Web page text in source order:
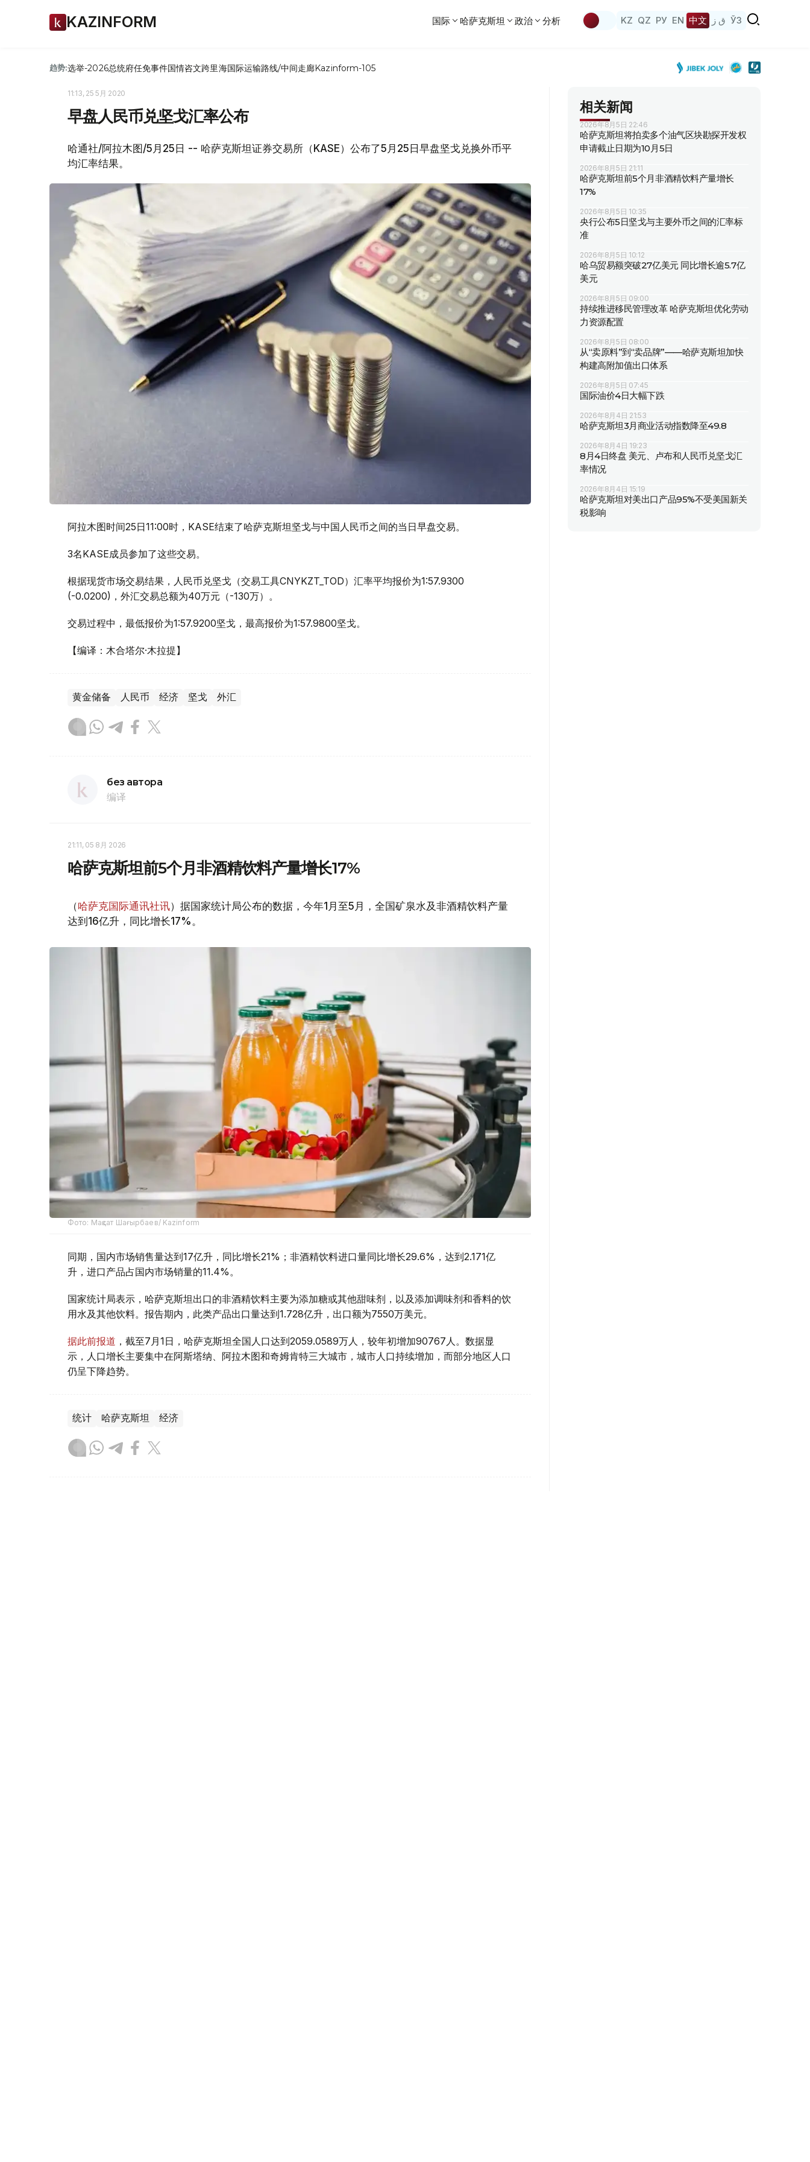
KAZINFORM 国际 哈萨克斯坦 政治 分析 KZ QZ РУ EN 中文 ق ز ЎЗ
趋势:选举-2026总统府任免事件国情咨文跨里海国际运输路线/中间走廊Kazinform-105
11:13, 25 5月 2020
早盘人民币兑坚戈汇率公布
哈通社/阿拉木图/5月25日 -- 哈萨克斯坦证券交易所（KASE）公布了5月25日早盘坚戈兑换外币平
均汇率结果。
阿拉木图时间25日11:00时，KASE结束了哈萨克斯坦坚戈与中国人民币之间的当日早盘交易。
3名KASE成员参加了这些交易。
根据现货市场交易结果，人民币兑坚戈（交易工具CNYKZT_TOD）汇率平均报价为1:57.9300
(-0.0200)，外汇交易总额为40万元（-130万）。
交易过程中，最低报价为1:57.9200坚戈，最高报价为1:57.9800坚戈。
【编译：木合塔尔·木拉提】
黄金储备 人民币 经济 坚戈 外汇
без автора
编译
21:11, 05 8月 2026
哈萨克斯坦前5个月非酒精饮料产量增长17%
（哈萨克国际通讯社讯）据国家统计局公布的数据，今年1月至5月，全国矿泉水及非酒精饮料产量
达到16亿升，同比增长17%。
Фото: Мақсат Шағырбаев/ Kazinform
同期，国内市场销售量达到17亿升，同比增长21%；非酒精饮料进口量同比增长29.6%，达到2.171亿
升，进口产品占国内市场销量的11.4%。
国家统计局表示，哈萨克斯坦出口的非酒精饮料主要为添加糖或其他甜味剂，以及添加调味剂和香料的饮
用水及其他饮料。报告期内，此类产品出口量达到1.728亿升，出口额为7550万美元。
据此前报道 ，截至7月1日，哈萨克斯坦全国人口达到2059.0589万人，较年初增加90767人。数据显
示，人口增长主要集中在阿斯塔纳、阿拉木图和奇姆肯特三大城市，城市人口持续增加，而部分地区人口
仍呈下降趋势。
统计 哈萨克斯坦 经济
相关新闻
2026年8月5日 22:46
哈萨克斯坦将拍卖多个油气区块勘探开发权
申请截止日期为10月5日
2026年8月5日 21:11
哈萨克斯坦前5个月非酒精饮料产量增长
17%
2026年8月5日 10:35
央行公布5日坚戈与主要外币之间的汇率标
准
2026年8月5日 10:12
哈乌贸易额突破27亿美元 同比增长逾5.7亿
美元
2026年8月5日 09:00
持续推进移民管理改革 哈萨克斯坦优化劳动
力资源配置
2026年8月5日 08:00
从“卖原料”到“卖品牌”——哈萨克斯坦加快
构建高附加值出口体系
2026年8月5日 07:45
国际油价4日大幅下跌
2026年8月4日 21:53
哈萨克斯坦3月商业活动指数降至49.8
2026年8月4日 19:23
8月4日终盘 美元、卢布和人民币兑坚戈汇
率情况
2026年8月4日 15:19
哈萨克斯坦对美出口产品95%不受美国新关
税影响